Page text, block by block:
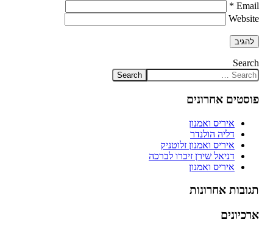
Email
*
Website
Search
פוסטים אחרונים
איריס ואמנון
דליה הולנדר
איריס ואמנון זלוטניק
דניאל שירן זיכרו לברכה
איריס ואמנון
תגובות אחרונות
ארכיונים